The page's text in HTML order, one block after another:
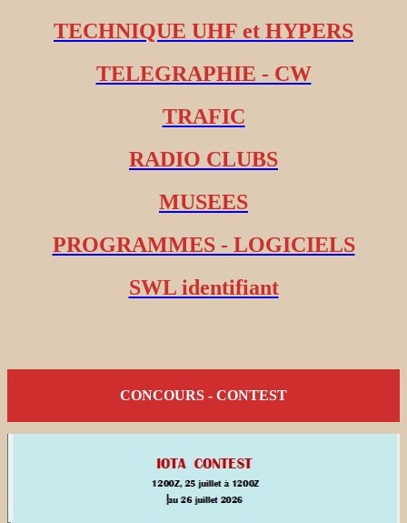
TECHNIQUE UHF et HYPERS
TELEGRAPHIE - CW
TRAFIC
RADIO CLUBS
MUSEES
PROGRAMMES - LOGICIELS
SWL identifiant
CONCOURS - CONTEST